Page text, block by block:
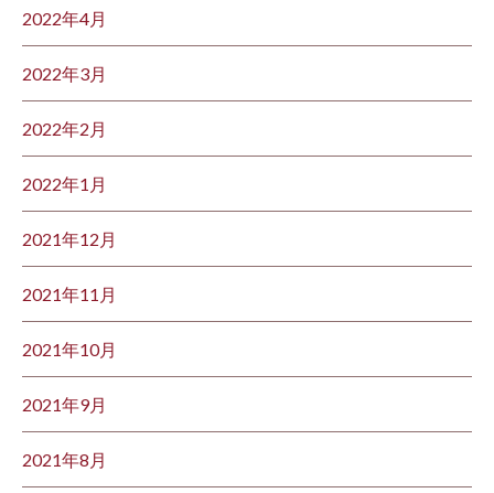
2022年4月
2022年3月
2022年2月
2022年1月
2021年12月
2021年11月
2021年10月
2021年9月
2021年8月